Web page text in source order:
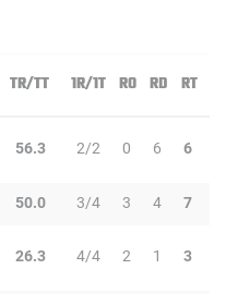
TR/TT 1R/1T RO RD RT
56.3 2/2 0 6 6
50.0 3/4 3 4 7
26.3 4/4 2 1 3